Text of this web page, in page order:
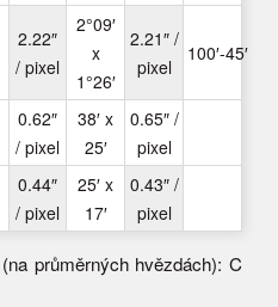
2.22″
/ pixel
2°09′
x
1°26′
2.21″ /
pixel
100′-45′
0.62″
/ pixel
38′ x
25′
0.65″ /
pixel
0.44″
/ pixel
25′ x
17′
0.43″ /
pixel
(na průměrných hvězdách): C